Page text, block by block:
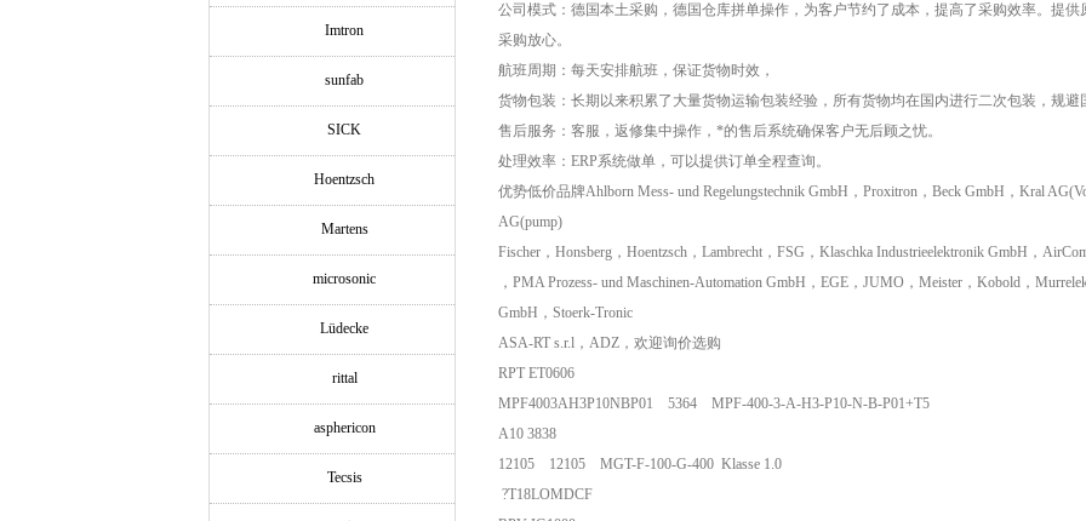
Imtron
sunfab
SICK
Hoentzsch
Martens
microsonic
Lüdecke
rittal
asphericon
Tecsis
公司模式：德国本土采购，德国仓库拼单操作，为客户节约了成本，提高了采购效率。提供
采购放心。
航班周期：每天安排航班，保证货物时效，
货物包装：长期以来积累了大量货物运输包装经验，所有货物均在国内进行二次包装，规避
售后服务：客服，返修集中操作，*的售后系统确保客户无后顾之忧。
处理效率：ERP系统做单，可以提供订单全程查询。
优势低价品牌Ahlborn Mess- und Regelungstechnik GmbH，Proxitron，Beck GmbH，Kral
AG(pump)
Fischer，Honsberg，Hoentzsch，Lambrecht，FSG，Klaschka Industrieelektronik GmbH，
，PMA Prozess- und Maschinen-Automation GmbH，EGE，JUMO，Meister，Kobold，
GmbH，Stoerk-Tronic
ASA-RT s.r.l，ADZ，欢迎询价选购
RPT ET0606
MPF4003AH3P10NBP01 5364 MPF-400-3-A-H3-P10-N-B-P01+T5
A10 3838
12105 12105 MGT-F-100-G-400 Klasse 1.0
?T18LOMDCF